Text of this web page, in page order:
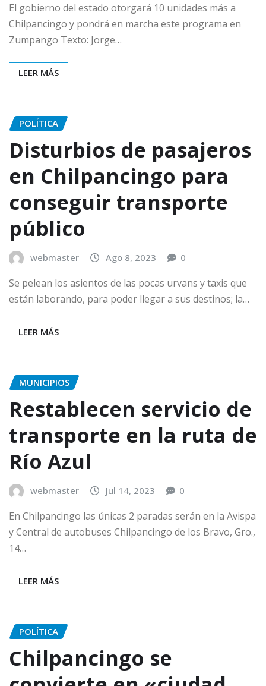
El gobierno del estado otorgará 10 unidades más a
Chilpancingo y pondrá en marcha este programa en
Zumpango Texto: Jorge…
LEER MÁS
POLÍTICA
Disturbios de pasajeros
en Chilpancingo para
conseguir transporte
público
webmaster Ago 8, 2023 0
Se pelean los asientos de las pocas urvans y taxis que
están laborando, para poder llegar a sus destinos; la…
LEER MÁS
MUNICIPIOS
Restablecen servicio de
transporte en la ruta de
Río Azul
webmaster Jul 14, 2023 0
En Chilpancingo las únicas 2 paradas serán en la Avispa
y Central de autobuses Chilpancingo de los Bravo, Gro.,
14…
LEER MÁS
POLÍTICA
Chilpancingo se